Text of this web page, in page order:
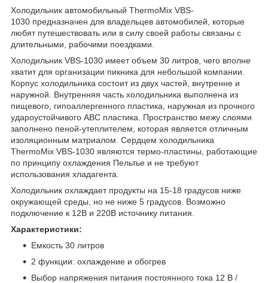
Холодильник автомобильный ThermoMix VBS-
1030 предназначен для владельцев автомобилей, которые
любят путешествовать или в силу своей работы связаны с
длительными, рабочими поездками.
Холодильник VBS-1030 имеет объем 30 литров, чего вполне
хватит для организации пикника для небольшой компании.
Корпус холодильника состоит из двух частей, внутренне и
наружной. Внутренняя часть холодильника выполнена из
пищевого, гипоаллергенного пластика, наружная из прочного
удароустойчивого АВС пластика. Пространство межу слоями
заполнено пеной-утеплителем, которая является отличным
изоляционным матриалом. Сердцем холодильника
ThermoMix VBS-1030 являются термо-пластины, работающие
по принципу охлаждения Пельтье и не требуют
использования хладагента.
Холодильник охлаждает продукты на 15-18 градусов ниже
окружающей среды, но не ниже 5 градусов. Возможно
подключение к 12В и 220В источнику питания.
Характеристики:
Емкость 30 литров
2 функции: охлаждение и обогрев
Выбор напряжения питания постоянного тока 12 В /